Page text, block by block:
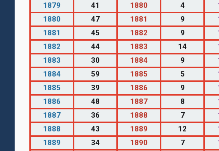
1879
41 1880 4
1880
47 1881 9
1881
45 1882 9
1882
44 1883 14
1883
30 1884 9
1884
59 1885 5
1885
39 1886 9
1886
48 1887 8
1887
36 1888 7
1888
43 1889 12
1889
34 1890 7